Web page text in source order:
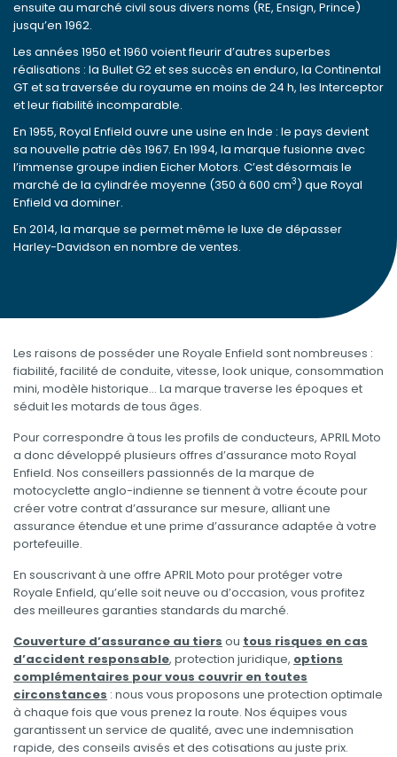
ensuite au marché civil sous divers noms (RE, Ensign, Prince)
jusqu’en 1962.
Les années 1950 et 1960 voient fleurir d’autres superbes
réalisations : la Bullet G2 et ses succès en enduro, la Continental
GT et sa traversée du royaume en moins de 24 h, les Interceptor
et leur fiabilité incomparable.
En 1955, Royal Enfield ouvre une usine en Inde : le pays devient
sa nouvelle patrie dès 1967. En 1994, la marque fusionne avec
l’immense groupe indien Eicher Motors. C’est désormais le
marché de la cylindrée moyenne (350 à 600 cm3) que Royal
Enfield va dominer.
En 2014, la marque se permet même le luxe de dépasser
Harley-Davidson en nombre de ventes.
Les raisons de posséder une Royale Enfield sont nombreuses :
fiabilité, facilité de conduite, vitesse, look unique, consommation
mini, modèle historique… La marque traverse les époques et
séduit les motards de tous âges.
Pour correspondre à tous les profils de conducteurs, APRIL Moto
a donc développé plusieurs offres d’assurance moto Royal
Enfield. Nos conseillers passionnés de la marque de
motocyclette anglo-indienne se tiennent à votre écoute pour
créer votre contrat d’assurance sur mesure, alliant une
assurance étendue et une prime d’assurance adaptée à votre
portefeuille.
En souscrivant à une offre APRIL Moto pour protéger votre
Royale Enfield, qu’elle soit neuve ou d’occasion, vous profitez
des meilleures garanties standards du marché.
Couverture d’assurance au tiers ou tous risques en cas
d’accident responsable, protection juridique, options
complémentaires pour vous couvrir en toutes
circonstances : nous vous proposons une protection optimale
à chaque fois que vous prenez la route. Nos équipes vous
garantissent un service de qualité, avec une indemnisation
rapide, des conseils avisés et des cotisations au juste prix.